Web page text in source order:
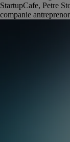
StartupCafe, Petre
companie